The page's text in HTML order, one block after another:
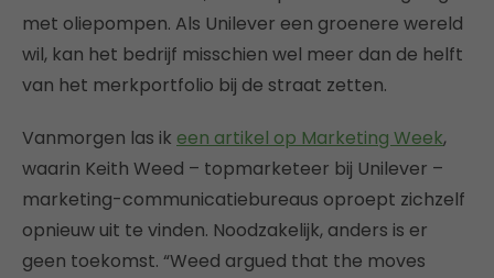
met oliepompen. Als Unilever een groenere wereld
wil, kan het bedrijf misschien wel meer dan de helft
van het merkportfolio bij de straat zetten.
Vanmorgen las ik een artikel op Marketing Week,
waarin Keith Weed – topmarketeer bij Unilever –
marketing-communicatiebureaus oproept zichzelf
opnieuw uit te vinden. Noodzakelijk, anders is er
geen toekomst. “Weed argued that the moves